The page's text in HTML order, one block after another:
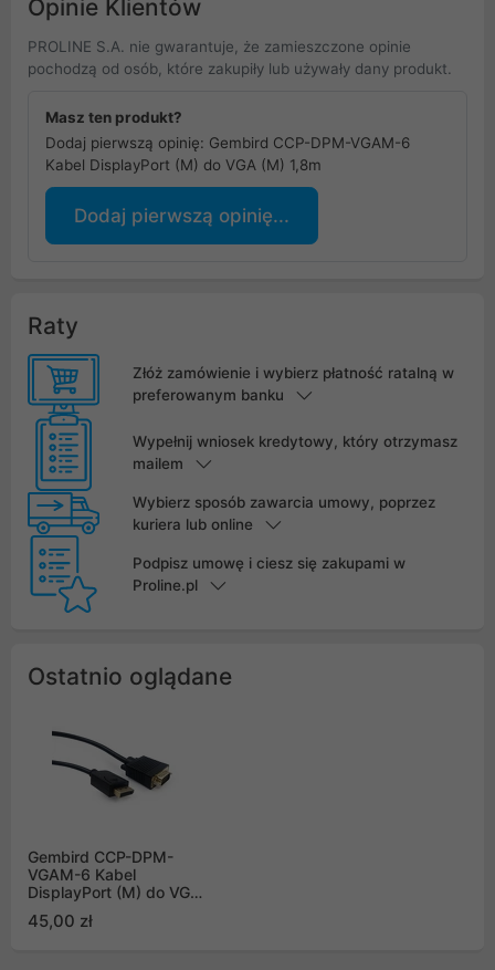
Opinie Klientów
PROLINE S.A. nie gwarantuje, że zamieszczone opinie
pochodzą od osób, które zakupiły lub używały dany produkt.
Masz ten produkt?
Dodaj pierwszą opinię: Gembird CCP-DPM-VGAM-6
Kabel DisplayPort (M) do VGA (M) 1,8m
Dodaj pierwszą opinię...
Raty
Złóż zamówienie i wybierz płatność ratalną w
preferowanym banku
Wypełnij wniosek kredytowy, który otrzymasz
mailem
Wybierz sposób zawarcia umowy, poprzez
kuriera lub online
Podpisz umowę i ciesz się zakupami w
Proline.pl
Ostatnio oglądane
Gembird CCP-DPM-
VGAM-6 Kabel
DisplayPort (M) do VGA
45,00 zł